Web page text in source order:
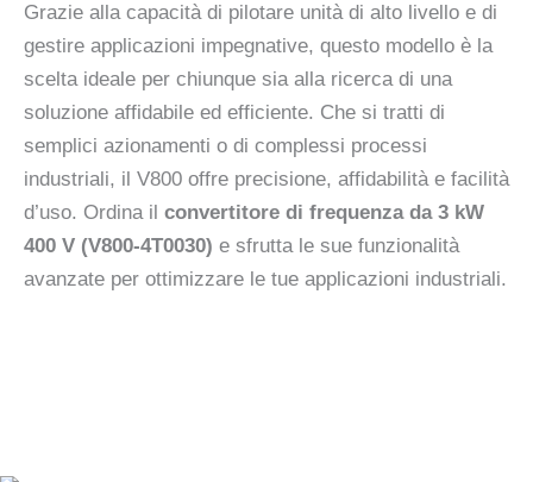
Grazie alla capacità di pilotare unità di alto livello e di
gestire applicazioni impegnative, questo modello è la
scelta ideale per chiunque sia alla ricerca di una
soluzione affidabile ed efficiente. Che si tratti di
semplici azionamenti o di complessi processi
industriali, il V800 offre precisione, affidabilità e facilità
d’uso. Ordina il convertitore di frequenza da 3 kW
400 V (V800-4T0030) e sfrutta le sue funzionalità
avanzate per ottimizzare le tue applicazioni industriali.